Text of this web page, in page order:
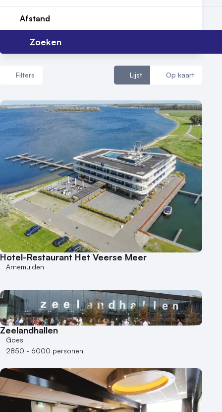
Meld locatie aan
Nieuws
Contact
Afstand
Zoeken
Filters Lijst Op kaart
Aantal zalen
1 - 5 zalen
6 - 10 zalen
10 of meer zalen
Aantal personen
1 - 50 personen
50 - 100 personen
100 - 250 personen
250 - 500 personen
500+ personen
Bijzondere locaties
Duurzame locatie
Groene locatie
Heisessie
Hotel
Hybride events
Kasteel en landgoed
Kleine / intieme locatie
Locaties aan zee
Hotel-Restaurant Het Veerse Meer
Arnemuiden
Zeelandhallen
Goes
2850 - 6000 personen